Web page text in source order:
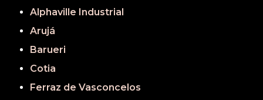
Alphaville Industrial
Arujá
Barueri
Cotia
Ferraz de Vasconcelos